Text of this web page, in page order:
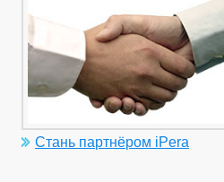
Стань партнёром iPera